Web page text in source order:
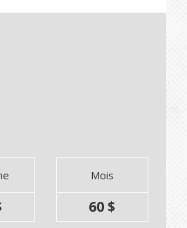
Mois
60 $